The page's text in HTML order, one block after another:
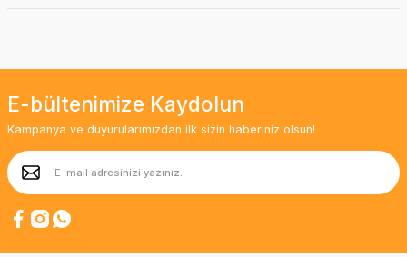
E-bültenimize Kaydolun
Kampanya ve duyurularımızdan ilk sizin haberiniz olsun!